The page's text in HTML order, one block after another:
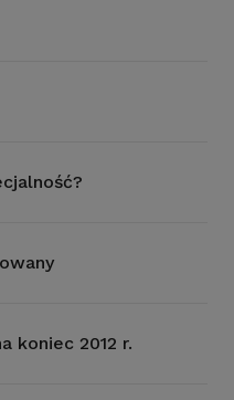
koniec 2012 r.